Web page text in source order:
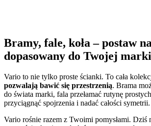
Bramy, fale, koła – postaw
dopasowany do Twojej marki
Vario to nie tylko proste ścianki. To cała
pozwalają bawić się przestrzenią. Brama
do świata marki, fala przełamać rutynę
przyciągnąć spojrzenia i nadać całości symetrii.
Vario rośnie razem z Twoimi pomysłami. Dziś